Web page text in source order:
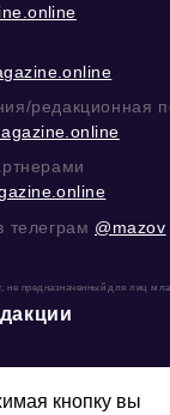
редакционная
телеграм @mazov
не предназначенный для лиц
кнопку вы